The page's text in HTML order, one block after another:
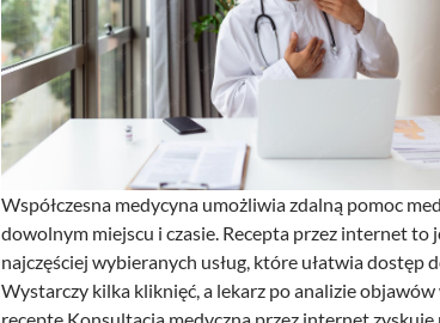
Współczesna medycyna umożliwia zdalną pomoc
dowolnym miejscu i czasie. Recepta przez internet to
najczęściej wybieranych usług, które ułatwia dostęp
Wystarczy kilka kliknięć, a lekarz po analizie